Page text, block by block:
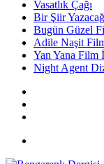
Vasatlık Çağı
Bir Şiir
Bugün Güzel
Adile Naşit
Yan Yana Film
Night Agent